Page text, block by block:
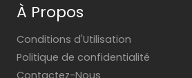
À Propos
Conditions d'Utilisation
Politique de confidentialité
Contactez-Nous